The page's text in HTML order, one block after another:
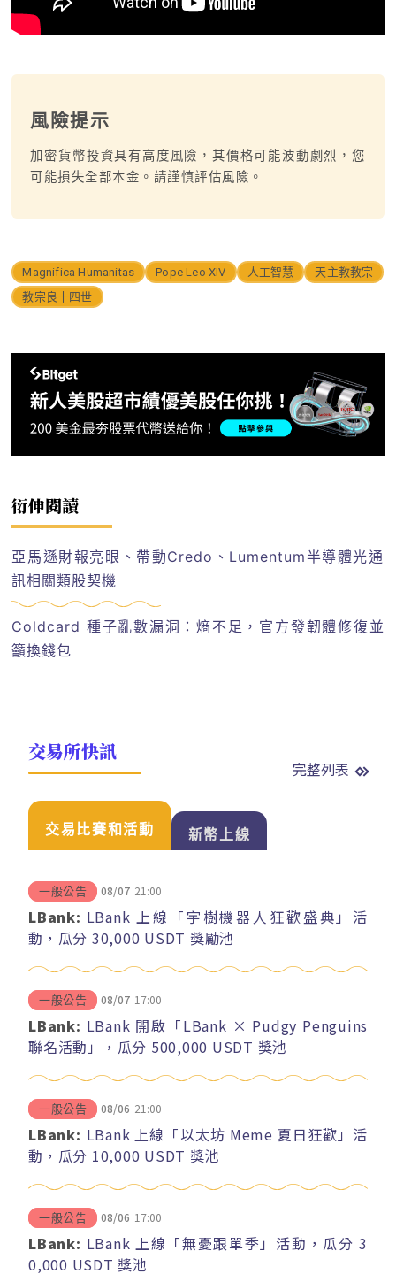
風險提示
加密貨幣投資具有高度風險，其價格可能波動劇烈，您
可能損失全部本金。請謹慎評估風險。
Magnifica Humanitas Pope Leo XIV 人工智慧
天主教教宗
教宗良十四世
衍伸閱讀
亞馬遜財報亮眼、帶動Credo、Lumentum半導體光通
訊相關類股契機
Coldcard 種子亂數漏洞：熵不足，官方發韌體修復並
籲換錢包
交易所快訊
完整列表
交易比賽和活動 新幣上線
一般公告 08/07 21:00
LBank: LBank 上線「宇樹機器人狂歡盛典」活
動，瓜分 30,000 USDT 獎勵池
一般公告 08/07 17:00
LBank: LBank 開啟「LBank × Pudgy Penguins
聯名活動」，瓜分 500,000 USDT 獎池
一般公告 08/06 21:00
LBank: LBank 上線「以太坊 Meme 夏日狂歡」活
動，瓜分 10,000 USDT 獎池
一般公告 08/06 17:00
LBank: LBank 上線「無憂跟單季」活動，瓜分 3
0,000 USDT 獎池